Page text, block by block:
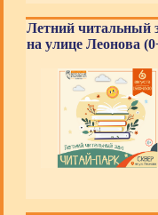
Летний читальный
на улице Леонова